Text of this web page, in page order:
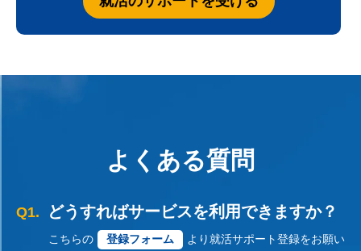
よくある質問
Q1. どうすればサービスを利用できますか？
こちらの 登録フォーム
より就活サポート登録をお願い